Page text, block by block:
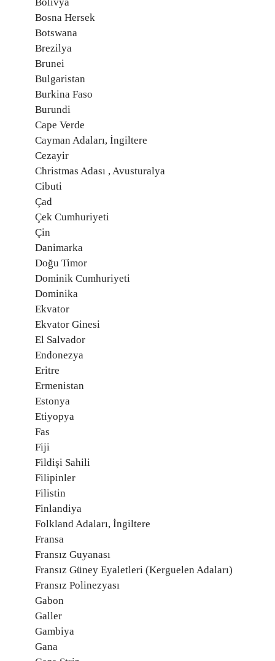
Bosna Hersek
Botswana
Brezilya
Brunei
Bulgaristan
Burkina Faso
Burundi
Cape Verde
Cayman Adaları, İngiltere
Cezayir
Christmas Adası , Avusturalya
Cibuti
Çad
Çek Cumhuriyeti
Çin
Danimarka
Doğu Timor
Dominik Cumhuriyeti
Dominika
Ekvator
Ekvator Ginesi
El Salvador
Endonezya
Eritre
Ermenistan
Estonya
Etiyopya
Fas
Fiji
Fildişi Sahili
Filipinler
Filistin
Finlandiya
Folkland Adaları, İngiltere
Fransa
Fransız Guyanası
Fransız Güney Eyaletleri (Kerguelen Adaları)
Fransız Polinezyası
Gabon
Galler
Gambiya
Gana